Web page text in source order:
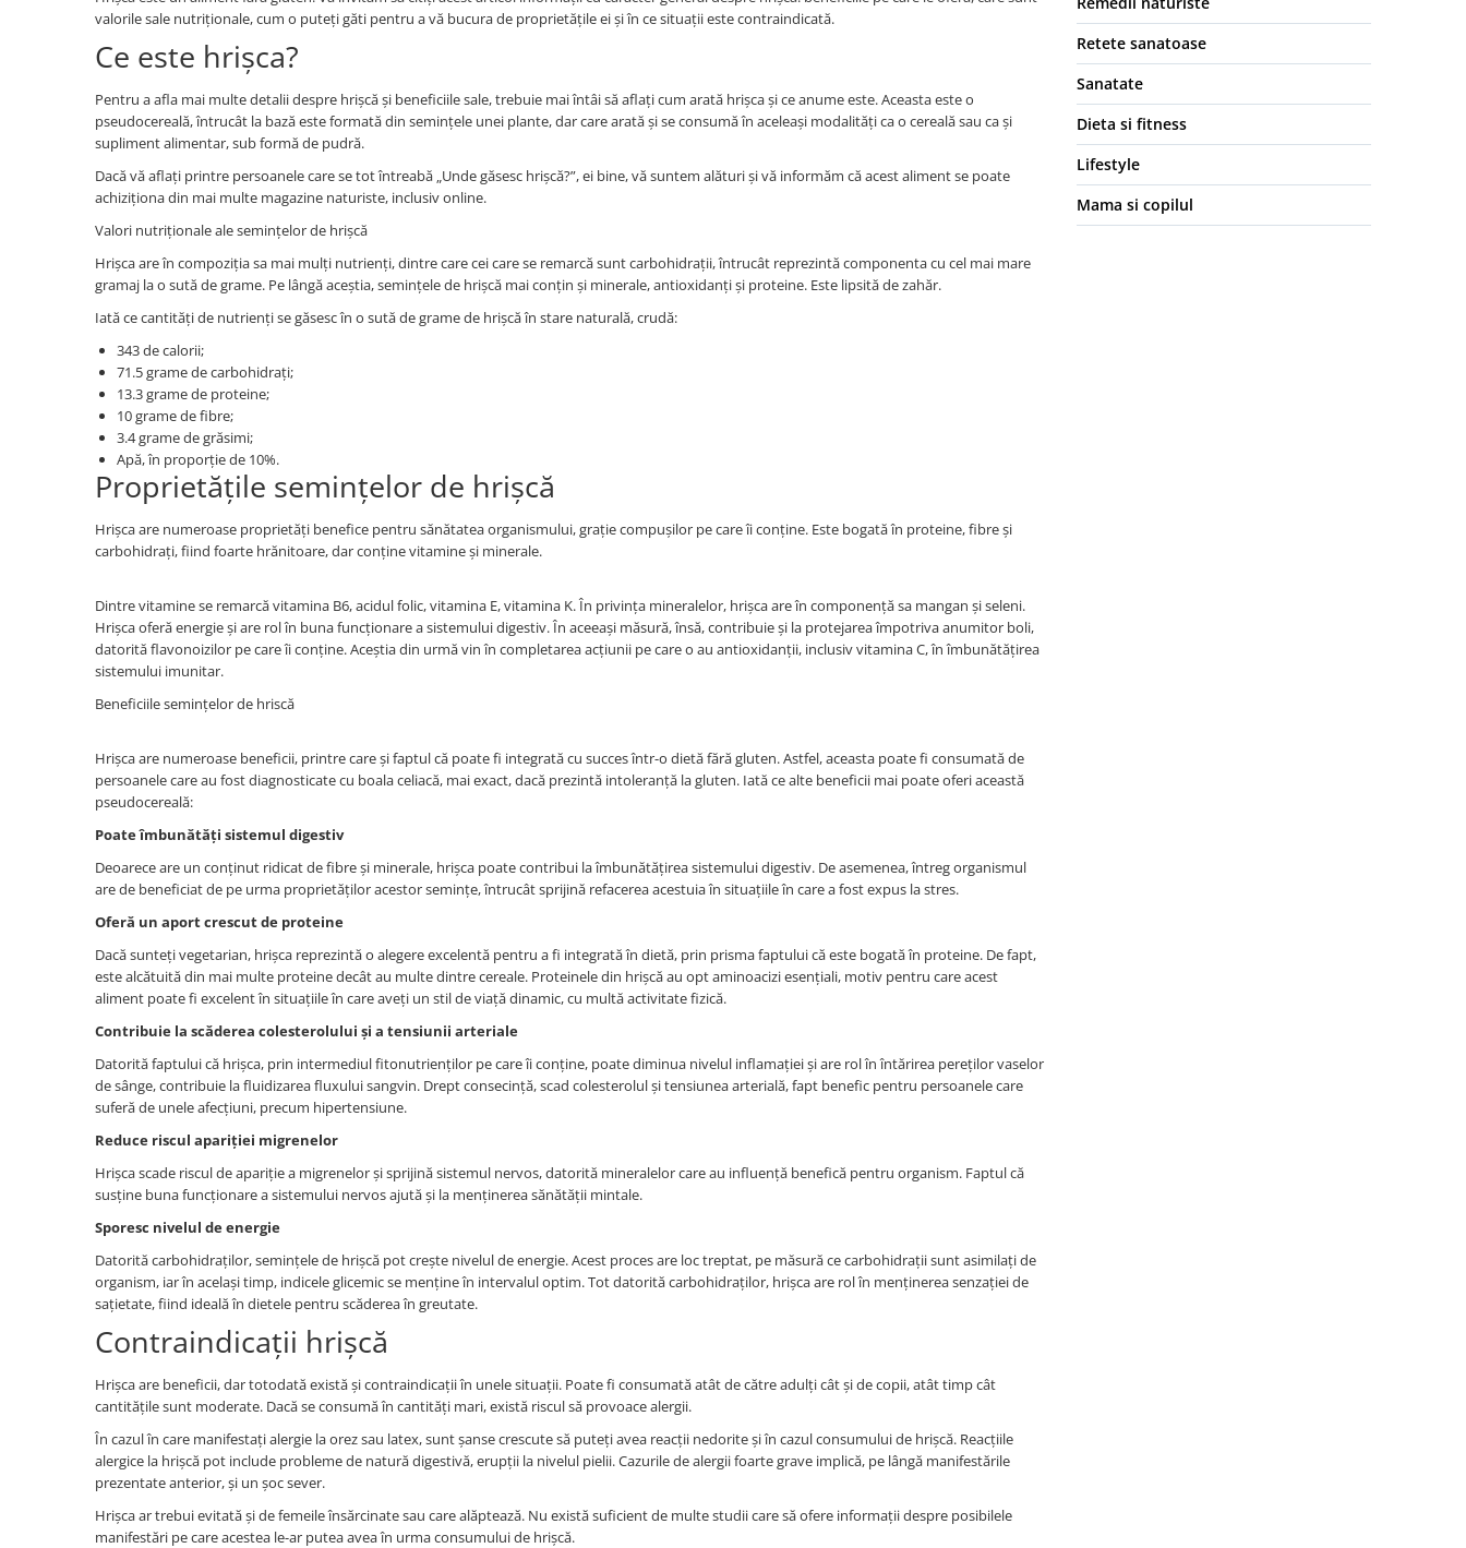
Afectiuni cronice
Sanatatea ochilor
Hepato-biliare
Depresie, anxietate
Glanda tiroida
Probleme renale
Prostata, urologie
Sistem nervos
Sistemul osos
Produse naturiste
Antiinflamator
Antioxidanti
Antitumorale
Articulatii sanatoase
Cardiovasculare
Produse sanatate sexuala
Produse pentru Ea
Potenta barbati
Produse pentru sportivi
Suplimente fitness
Batoane proteice
Pentru antrenament
Produse pentru copii
Sarcina si alaptare
Dulciuri, patiserii
Gume de mestecat
Siropuri, gemuri
Batoane de cereale si fructe
Miere Manuka
Mancare sanatoasa
Leguminoase
Paine, faina si mixuri
Uleiuri alimentare
Unturi alimentare
Produse instant
Superalimente
Atelierul de cafea si ceaiuri
Ceaiuri simple
Ceaiuri medicinale compuse
Cafea verde
Ulei de Cocos
Ulei de cocos de uz cosmetic
Alte produse din Cocos
Produse pentru plaja
Produse de uz casnic
Produse pentru bucatarie
Produse igienizare
Deodorante
Protectie antivirala
Sare de baie
Detergenti Bio
valorile sale nutriționale, cum o puteți găti pentru a vă bucura de proprietățile ei și în ce situații este contraindicată.
Ce este hrișca?
Pentru a afla mai multe detalii despre hrișcă și beneficiile sale, trebuie mai întâi să aflați cum arată hrișca și ce anume este. Aceasta este o
pseudocereală, întrucât la bază este formată din semințele unei plante, dar care arată și se consumă în aceleași modalități ca o cereală sau ca și
supliment alimentar, sub formă de pudră.
Dacă vă aflați printre persoanele care se tot întreabă „Unde găsesc hrișcă?”, ei bine, vă suntem alături și vă informăm că acest aliment se poate
achiziționa din mai multe magazine naturiste, inclusiv online.
Valori nutriționale ale semințelor de hrișcă
Hrișca are în compoziția sa mai mulți nutrienți, dintre care cei care se remarcă sunt carbohidrații, întrucât reprezintă componenta cu cel mai mare
gramaj la o sută de grame. Pe lângă aceștia, semințele de hrișcă mai conțin și minerale, antioxidanți și proteine. Este lipsită de zahăr.
Iată ce cantități de nutrienți se găsesc în o sută de grame de hrișcă în stare naturală, crudă:
343 de calorii;
71.5 grame de carbohidrați;
13.3 grame de proteine;
10 grame de fibre;
3.4 grame de grăsimi;
Apă, în proporție de 10%.
Proprietățile semințelor de hrișcă
Hrișca are numeroase proprietăți benefice pentru sănătatea organismului, grație compușilor pe care îi conține. Este bogată în proteine, fibre și
carbohidrați, fiind foarte hrănitoare, dar conține vitamine și minerale.
Dintre vitamine se remarcă vitamina B6, acidul folic, vitamina E, vitamina K. În privința mineralelor, hrișca are în componență sa mangan și seleni.
Hrișca oferă energie și are rol în buna funcționare a sistemului digestiv. În aceeași măsură, însă, contribuie și la protejarea împotriva anumitor boli,
datorită flavonoizilor pe care îi conține. Aceștia din urmă vin în completarea acțiunii pe care o au antioxidanții, inclusiv vitamina C, în îmbunătățirea
sistemului imunitar.
Beneficiile semințelor de hriscă
Hrișca are numeroase beneficii, printre care și faptul că poate fi integrată cu succes într-o dietă fără gluten. Astfel, aceasta poate fi consumată de
persoanele care au fost diagnosticate cu boala celiacă, mai exact, dacă prezintă intoleranță la gluten. Iată ce alte beneficii mai poate oferi această
pseudocereală:
Poate îmbunătăți sistemul digestiv
Deoarece are un conținut ridicat de fibre și minerale, hrișca poate contribui la îmbunătățirea sistemului digestiv. De asemenea, întreg organismul
are de beneficiat de pe urma proprietăților acestor semințe, întrucât sprijină refacerea acestuia în situațiile în care a fost expus la stres.
Oferă un aport crescut de proteine
Dacă sunteți vegetarian, hrișca reprezintă o alegere excelentă pentru a fi integrată în dietă, prin prisma faptului că este bogată în proteine. De fapt,
este alcătuită din mai multe proteine decât au multe dintre cereale. Proteinele din hrișcă au opt aminoacizi esențiali, motiv pentru care acest
aliment poate fi excelent în situațiile în care aveți un stil de viață dinamic, cu multă activitate fizică.
Contribuie la scăderea colesterolului și a tensiunii arteriale
Datorită faptului că hrișca, prin intermediul fitonutrienților pe care îi conține, poate diminua nivelul inflamației și are rol în întărirea pereților vaselor
de sânge, contribuie la fluidizarea fluxului sangvin. Drept consecință, scad colesterolul și tensiunea arterială, fapt benefic pentru persoanele care
suferă de unele afecțiuni, precum hipertensiune.
Reduce riscul apariției migrenelor
Hrișca scade riscul de apariție a migrenelor și sprijină sistemul nervos, datorită mineralelor care au influență benefică pentru organism. Faptul că
susține buna funcționare a sistemului nervos ajută și la menținerea sănătății mintale.
Sporesc nivelul de energie
Datorită carbohidraților, semințele de hrișcă pot crește nivelul de energie. Acest proces are loc treptat, pe măsură ce carbohidrații sunt asimilați de
organism, iar în același timp, indicele glicemic se menține în intervalul optim. Tot datorită carbohidraților, hrișca are rol în menținerea senzației de
sațietate, fiind ideală în dietele pentru scăderea în greutate.
Contraindicații hrișcă
Hrișca are beneficii, dar totodată există și contraindicații în unele situații. Poate fi consumată atât de către adulți cât și de copii, atât timp cât
cantitățile sunt moderate. Dacă se consumă în cantități mari, există riscul să provoace alergii.
În cazul în care manifestați alergie la orez sau latex, sunt șanse crescute să puteți avea reacții nedorite și în cazul consumului de hrișcă. Reacțiile
alergice la hrișcă pot include probleme de natură digestivă, erupții la nivelul pielii. Cazurile de alergii foarte grave implică, pe lângă manifestările
prezentate anterior, și un șoc sever.
Hrișca ar trebui evitată și de femeile însărcinate sau care alăptează. Nu există suficient de multe studii care să ofere informații despre posibilele
manifestări pe care acestea le-ar putea avea în urma consumului de hrișcă.
Retete sanatoase
Sanatate
Dieta si fitness
Lifestyle
Mama si copilul